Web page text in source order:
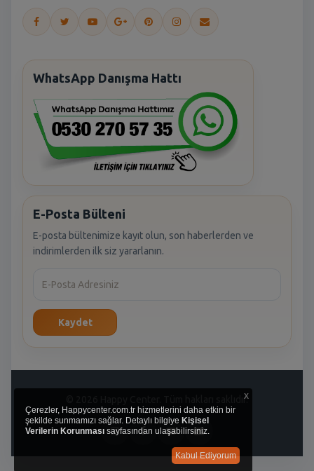
WhatsApp Danışma Hattı
E-Posta Bülteni
E-posta bültenimize kayıt olun, son haberlerden ve
indirimlerden ilk siz yararlanın.
Kaydet
© 2026 Happy Center. Tüm hakları saklıdır.
x
Çerezler, Happycenter.com.tr hizmetlerini daha etkin bir
şekilde sunmamızı sağlar. Detaylı bilgiye Kişisel
Verilerin Korunması sayfasından ulaşabilirsiniz.
Kabul Ediyorum